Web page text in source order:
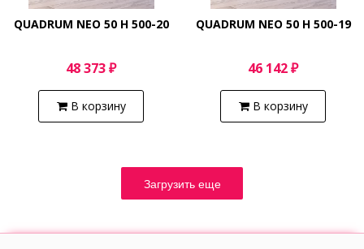
QUADRUM NEO 50 H 500-20
48 373 ₽
В корзину
QUADRUM NEO 50 H 500-19
46 142 ₽
В корзину
Загрузить еще